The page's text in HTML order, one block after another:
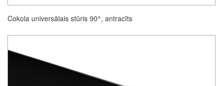
Cokola universālais stūris 90^, antracīts